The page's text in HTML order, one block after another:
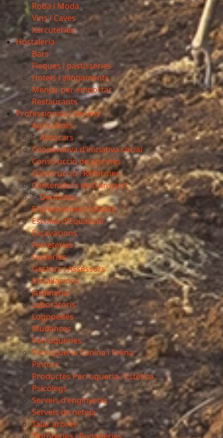
Roba i Moda
Vins i Caves
Xarcuteries
Hostaleria
Bars
Fleques i pastisseries
Hotels i allotjaments
Menjar per emportar
Restaurants
Professionals i Serveis
Agricultors
">Autocars
Cooperativa d’iniciativa social
Construcció de piscines
Construcció i Reformes
Contenidors de transport
">Dentistes
Entreteniment Infantil
Escoles d'Equitació
Excavacions
Ferreteries
Fusteries
Gestors i Assessors
Instal·lacions
Jardineria
Laboratoris
Logopedes
Mudances
Perruqueries
Perruqueria Canina i Felina
Pintors
Productes Perruqueria i Estètica
Psicòlegs
Serveis d'enginyeria
Serveis de neteja
Talar arbres